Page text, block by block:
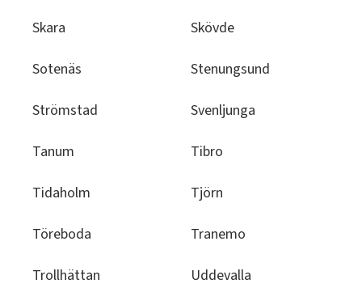
Skara Skövde
Sotenäs Stenungsund
Strömstad Svenljunga
Tanum Tibro
Tidaholm Tjörn
Töreboda Tranemo
Trollhättan Uddevalla